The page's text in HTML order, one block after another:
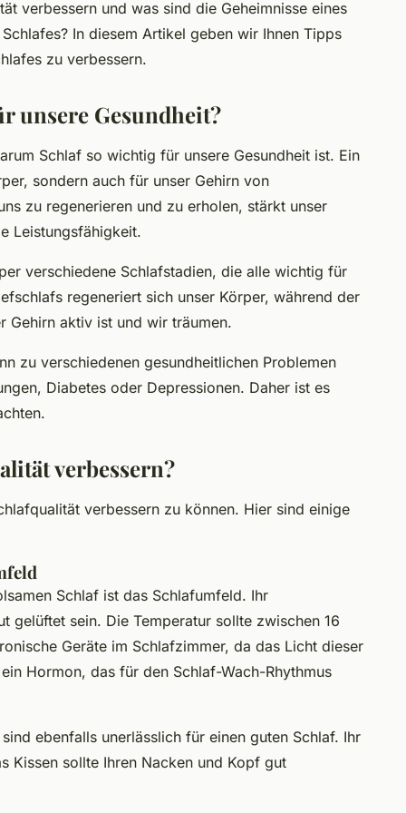
verbessern und was sind die Geheimnisse eines
In diesem Artikel geben wir Ihnen Tipps
zu verbessern.
unsere Gesundheit?
Schlaf so wichtig für unsere Gesundheit ist. Ein
sondern auch für unser Gehirn von
zu regenerieren und zu erholen, stärkt unser
Leistungsfähigkeit.
verschiedene Schlafstadien, die alle wichtig für
regeneriert sich unser Körper, während der
Gehirn aktiv ist und wir träumen.
zu verschiedenen gesundheitlichen Problemen
Diabetes oder Depressionen. Daher ist es
verbessern?
verbessern zu können. Hier sind einige
Schlaf ist das Schlafumfeld. Ihr
gelüftet sein. Die Temperatur sollte zwischen 16
Geräte im Schlafzimmer, da das Licht dieser
Hormon, das für den Schlaf-Wach-Rhythmus
ebenfalls unerlässlich für einen guten Schlaf. Ihr
Kissen sollte Ihren Nacken und Kopf gut